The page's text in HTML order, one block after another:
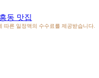
동 맛집
따른 일정액의 수수료를 제공받습니다.